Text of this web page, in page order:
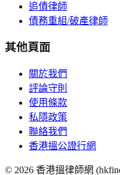
追債律師
債務重組/破產律師
其他頁面
關於我們
評論守則
使用條款
私隱政策
聯絡我們
香港搵公證行網
© 2026 香港搵律師網